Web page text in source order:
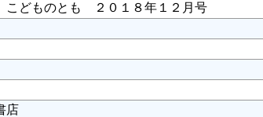
どものとも ２０１８年１２月号
店